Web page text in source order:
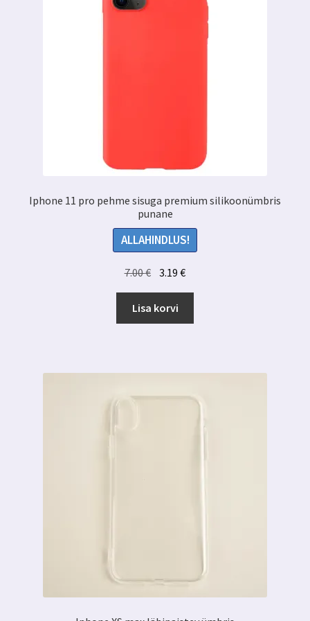
Iphone 11 pro pehme sisuga premium silikoonümbris
punane
ALLAHINDLUS!
7.00€ Algne
oli:
7.00 €.
3.19€Praegune
3.19 €.
Lisa korvi